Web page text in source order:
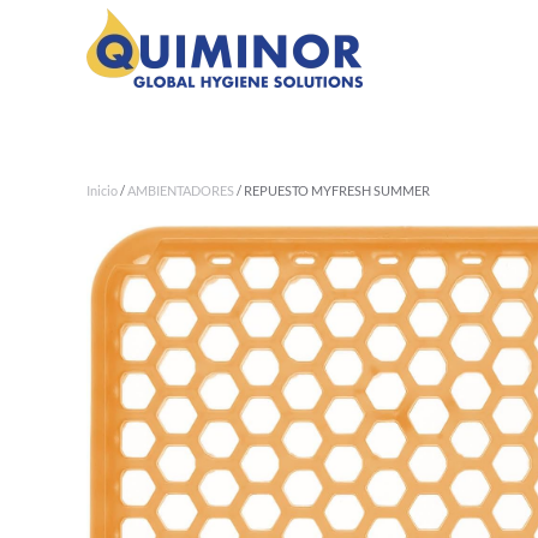
Ir al contenido principal
Inicio/AMBIENTADORES/ REPUESTO MYFRESH SUMMER